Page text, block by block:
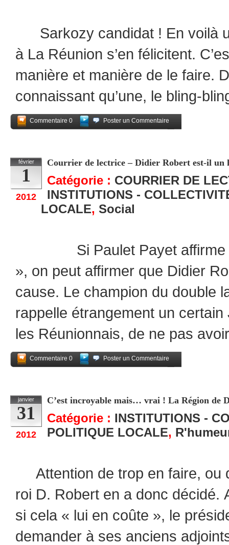
Sarkozy candidat ! En voilà
à La Réunion s’en félicitent.
manière et manière de le faire.
connaissant qu’une, le bling-
Commentaire 0
Poster un Commentaire
février
1
2012
Courrier de lectrice – Didier Robert est-il un
Catégorie : COURRIER DE
INSTITUTIONS -
LOCALE, Social
Si Paulet Payet affirme
», on peut affirmer que Didier
cause. Le champion du double
rappelle étrangement un
les Réunionnais, de ne pas
Commentaire 0
Poster un Commentaire
janvier
31
2012
C’est incroyable mais… vrai ! La Région de
Catégorie : INSTITUTIONS -
POLITIQUE LOCALE,
Attention de trop en faire, ou
roi D. Robert en a donc décidé.
si cela « lui en coûte », le
demander à ses anciens